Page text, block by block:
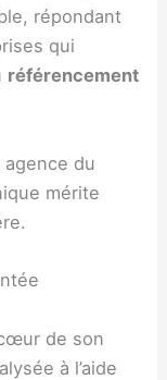
répondant
qui
référencement
agence du
mérite
de son
à l’aide